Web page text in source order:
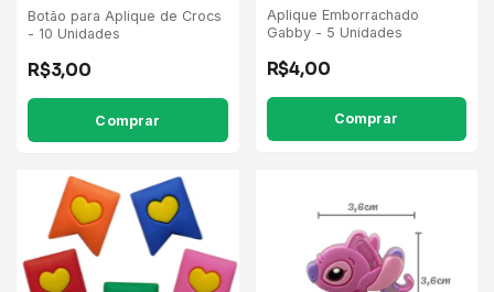
Botão para Aplique de Crocs
- 10 Unidades
R$3,00
Aplique Emborrachado
Gabby - 5 Unidades
R$4,00